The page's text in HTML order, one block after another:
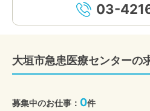
03-
大垣市急患医療センターの
募集中のお仕事： 0件